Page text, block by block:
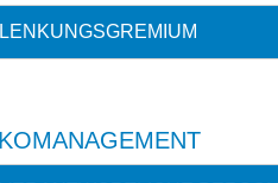
LENKUNGSGREMIUM